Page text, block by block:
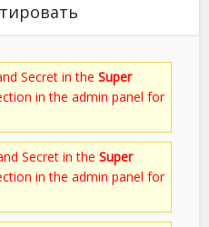
Secret in theSuper
in the admin panel for
Secret in theSuper
in the admin panel for